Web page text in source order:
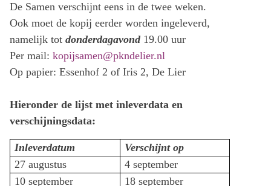
De Samen verschijnt eens in de twee weken.
Ook moet de kopij eerder worden ingeleverd,
namelijk tot donderdagavond 19.00 uur
Per mail: kopijsamen@pkndelier.nl
Op papier: Essenhof 2 of Iris 2, De Lier
Hieronder de lijst met inleverdata en
verschijningsdata:
Inleverdatum
Verschijnt op
27 augustus
4 september
10 september
18 september